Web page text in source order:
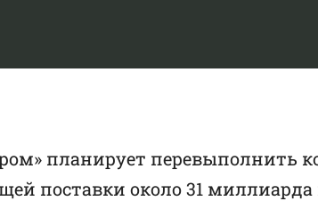
планирует перевыполнить
поставки около 31